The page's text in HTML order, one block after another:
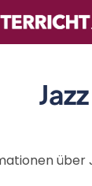
Jazz
über